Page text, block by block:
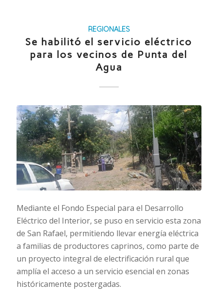
REGIONALES
Se habilitó el servicio eléctrico
para los vecinos de Punta del
Agua
Mediante el Fondo Especial para el Desarrollo
Eléctrico del Interior, se puso en servicio esta zona
de San Rafael, permitiendo llevar energía eléctrica
a familias de productores caprinos, como parte de
un proyecto integral de electrificación rural que
amplía el acceso a un servicio esencial en zonas
históricamente postergadas.